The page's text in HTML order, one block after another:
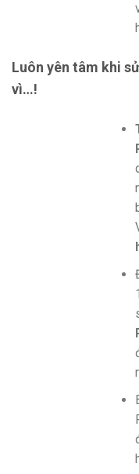
Luôn yên tâm khi
vì…!